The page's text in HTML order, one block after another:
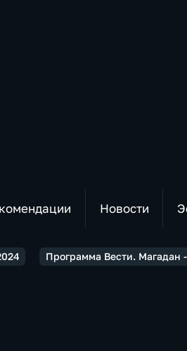
Новости
Программа Вести. Магадан -